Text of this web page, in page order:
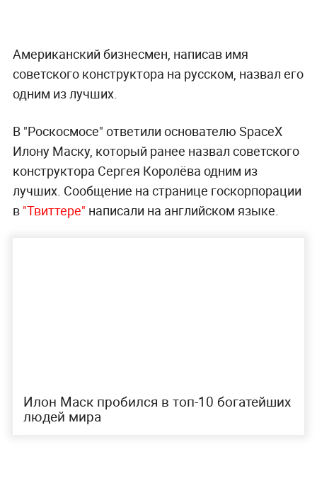
Американский бизнесмен, написав имя
советского конструктора на русском, назвал его
одним из лучших.
В "Роскосмосе" ответили основателю SpaceX
Илону Маску, который ранее назвал советского
конструктора Сергея Королёва одним из
лучших. Сообщение на странице госкорпорации
в "Твиттере" написали на английском языке.
Илон Маск пробился в топ-10 богатейших
людей мира